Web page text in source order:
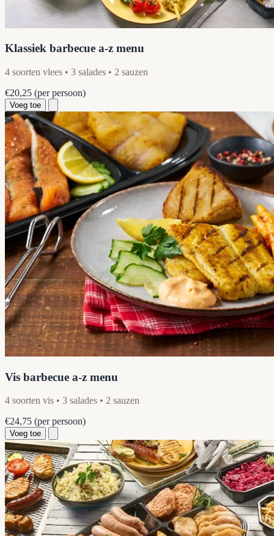
Klassiek barbecue a-z menu
4 soorten vlees • 3 salades • 2 sauzen
€20,25 (per persoon)
Voeg toe
Vis barbecue a-z menu
4 soorten vis • 3 salades • 2 sauzen
€24,75 (per persoon)
Voeg toe